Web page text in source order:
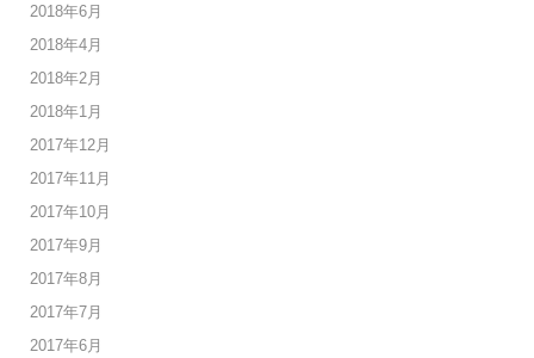
2018年6月
2018年4月
2018年2月
2018年1月
2017年12月
2017年11月
2017年10月
2017年9月
2017年8月
2017年7月
2017年6月